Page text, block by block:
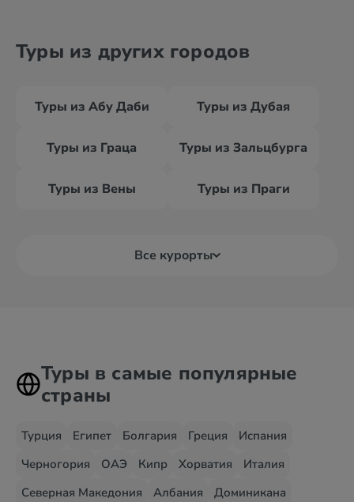
Туры из других городов
Туры из Абу Даби Туры из Дубая
Туры из Граца Туры из Зальцбурга
Туры из Вены Туры из Праги
Все курорты
Туры в самые популярные
страны
Турция Египет Болгария Греция
Испания
Черногория
ОАЭ Кипр Хорватия
Италия
Северная Македония
Албания
Доминикана